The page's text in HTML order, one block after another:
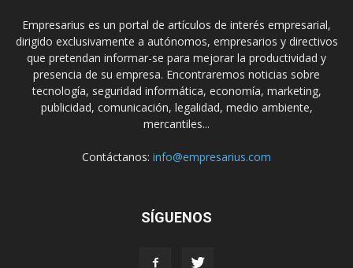
Empresarius es un portal de artículos de interés empresarial,
dirigido exclusivamente a autónomos, empresarios y directivos
que pretendan informar-se para mejorar la productividad y
presencia de su empresa. Encontraremos noticias sobre
tecnología, seguridad informática, economía, marketing,
publicidad, comunicación, legalidad, medio ambiente,
mercantiles...
Contáctanos: info@empresarius.com
SÍGUENOS